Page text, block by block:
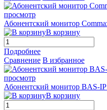
просмотр
Абонентский монитор
В корзину
Подробнее
Сравнение В избранное
просмотр
Абонентский монитор BAS-
В корзину